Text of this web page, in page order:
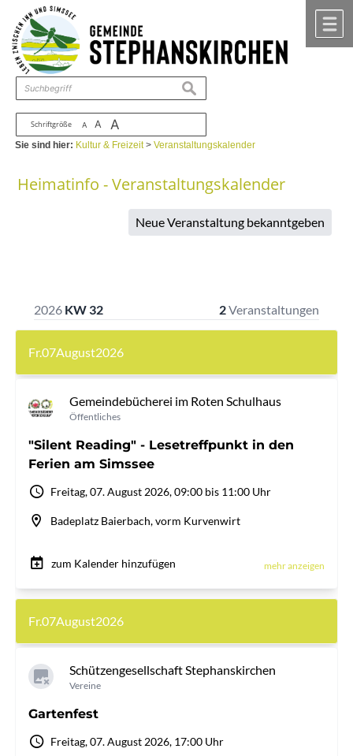
Zum Inhalt ,zur Navigation
Schriftgröße A A A
suchen
Sie sind hier: Kultur & Freizeit>Veranstaltungskalender
Heimatinfo - Veranstaltungskalender